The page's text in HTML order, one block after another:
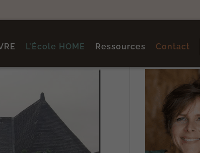
L’École HOME Ressources Contact